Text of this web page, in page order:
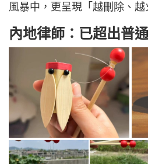
風暴中，更呈現「越刪除、越
內地律師：已超出普